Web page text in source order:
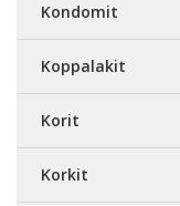
Kondomit
Koppalakit
Korit
Korkit